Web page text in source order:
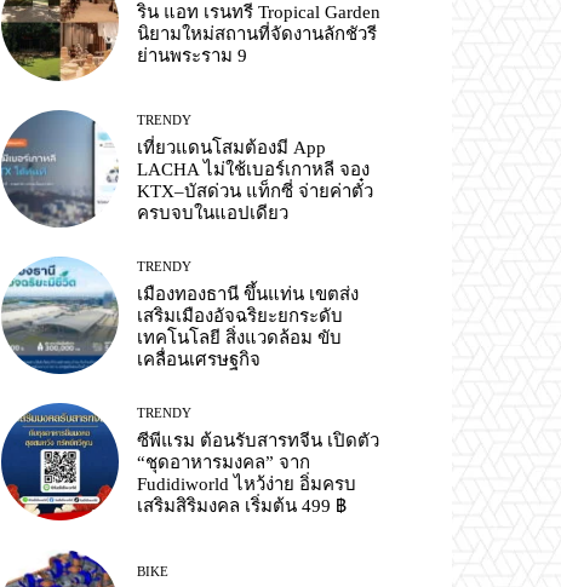
ริน แอท เรนทรี Tropical Garden
นิยามใหม่สถานที่จัดงานลักชัวรี
ย่านพระราม 9
TRENDY
เที่ยวแดนโสมต้องมี App
LACHA ไม่ใช้เบอร์เกาหลี จอง
KTX–บัสด่วน แท็กซี่ จ่ายค่าตั๋ว
ครบจบในแอปเดียว
TRENDY
เมืองทองธานี ขึ้นแท่น เขตส่ง
เสริมเมืองอัจฉริยะยกระดับ
เทคโนโลยี สิ่งแวดล้อม ขับ
เคลื่อนเศรษฐกิจ
TRENDY
ซีพีแรม ต้อนรับสารทจีน เปิดตัว
“ชุดอาหารมงคล” จาก
Fudidiworld ไหว้ง่าย อิ่มครบ
เสริมสิริมงคล เริ่มต้น 499 ฿
BIKE